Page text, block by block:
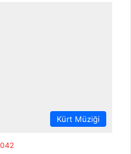
Kürt Müziği